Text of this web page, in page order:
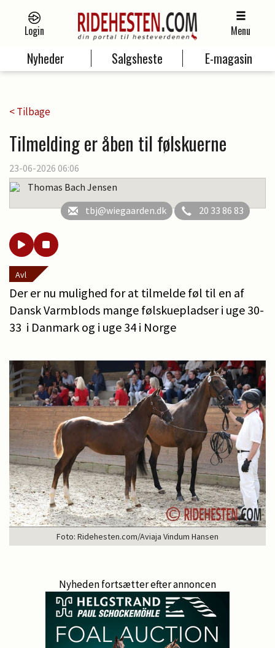
Login Menu
Nyheder Salgsheste E-magasin
< Tilbage
Tilmelding er åben til følskuerne
23-06-2026 06:06
Thomas Bach Jensen
tbj@wiegaarden.dk
20 33 86 83
Avl
Der er nu mulighed for at tilmelde føl til en af
Dansk Varmblods mange følskuepladser i uge 30-
33 i Danmark og i uge 34 i Norge
Foto: Ridehesten.com/Aviaja Vindum Hansen
Nyheden fortsætter efter annoncen